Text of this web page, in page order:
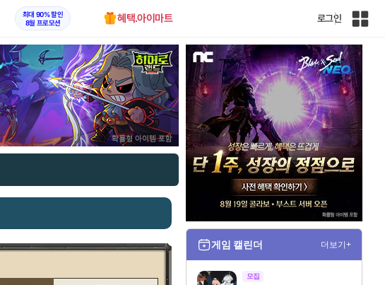
최대 90% 할인
8월 프로모션
혜택.아이마트 로그인
인
전
체
사
게임 캘린더 더보기+
모집